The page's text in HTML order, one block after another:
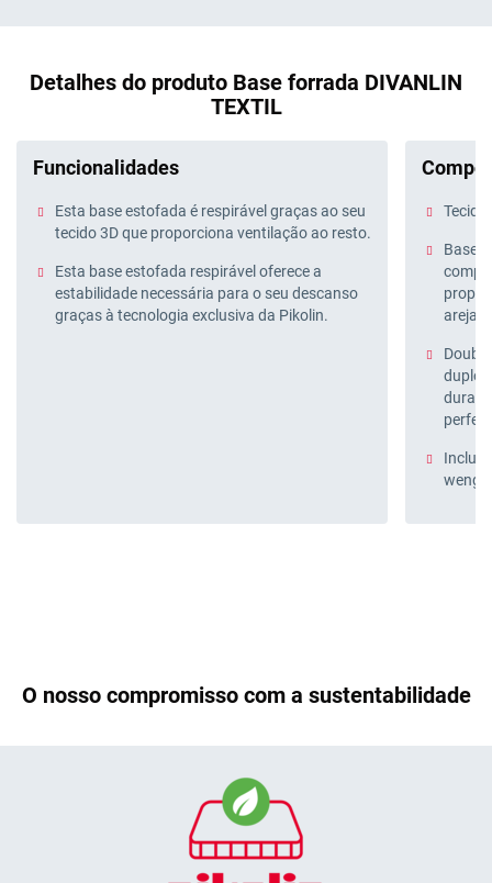
Detalhes do produto Base forrada DIVANLIN
TEXTIL
Funcionalidades
Esta base estofada é respirável graças ao seu
tecido 3D que proporciona ventilação ao resto.
Esta base estofada respirável oferece a
estabilidade necessária para o seu descanso
graças à tecnologia exclusiva da Pikolin.
Tecido
Base
duplo
Inclui
O nosso compromisso com a sustentabilidade